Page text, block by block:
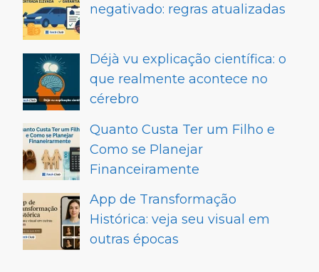
negativado: regras atualizadas
Déjà vu explicação científica: o
que realmente acontece no
cérebro
Quanto Custa Ter um Filho e
Como se Planejar
Financeiramente
App de Transformação
Histórica: veja seu visual em
outras épocas